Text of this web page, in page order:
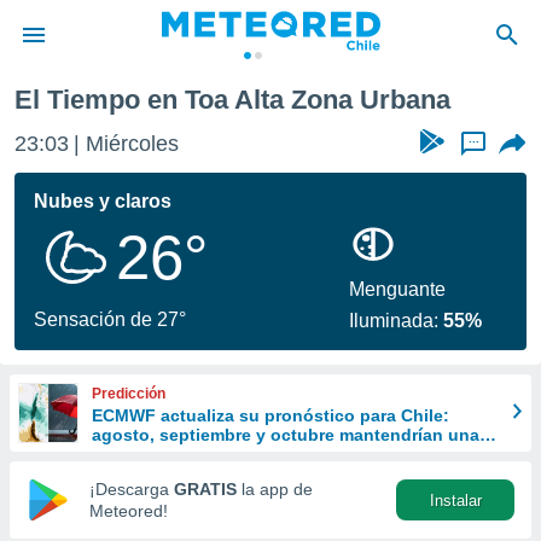
de
por
se
calidad.
a este
las
y
forma
digital
basada
El Tiempo en Toa Alta Zona Urbana
23:03 Miércoles ...
Nubes y claros
26°
Sensación de 27°
Menguante
Iluminada:55%
Predicción
ECMWF actualiza su pronóstico para Chile:
agosto, septiembre y octubre mantendrían una
¡Descarga GRATIS la app de
Meteored!
Instalar